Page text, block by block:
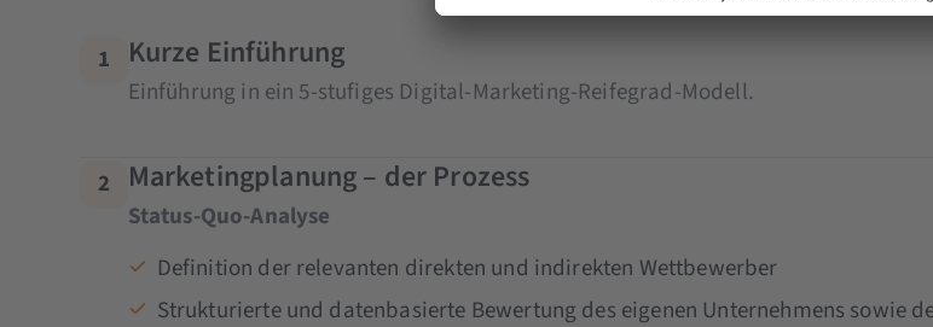
1 Kurze Einführung
Einführung in ein 5-stufiges Digital-Marketing-Reifegrad-Modell.
2 Marketingplanung – der Prozess
Status-Quo-Analyse
Definition der relevanten direkten und indirekten Wettbewerber
Strukturierte und datenbasierte Bewertung des eigenen Unternehmens sowie